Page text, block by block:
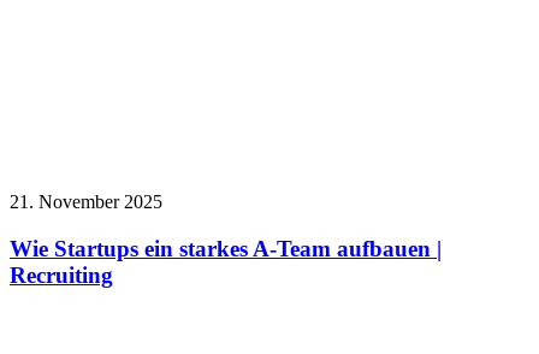
21. November 2025
Wie Startups ein starkes A-Team aufbauen |
Recruiting